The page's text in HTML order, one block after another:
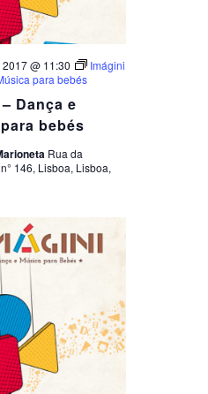
Dança e
bebés
@ 11:30
Imágini
para bebés
Rua da
146, Lisboa, Lisboa,